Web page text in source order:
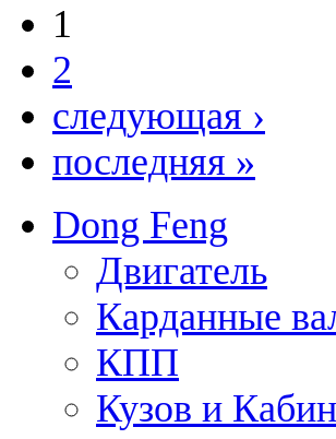
1
2
следующая ›
последняя »
Dong Feng
Двигатель
Карданные
КПП
Кузов и